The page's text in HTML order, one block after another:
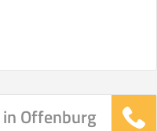
in Offenburg